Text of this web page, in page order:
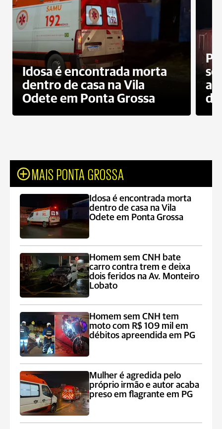
Idosa é encontrada morta
dentro de casa na Vila
Odete em Ponta Grossa
do
MAIS PONTA GROSSA
Idosa é encontrada morta
dentro de casa na Vila
Odete em Ponta Grossa
Homem sem CNH bate
carro contra trem e deixa
dois feridos na Av. Monteiro
Lobato
Homem sem CNH tem
moto com R$ 109 mil em
débitos apreendida em PG
Mulher é agredida pelo
próprio irmão e autor acaba
preso em flagrante em PG